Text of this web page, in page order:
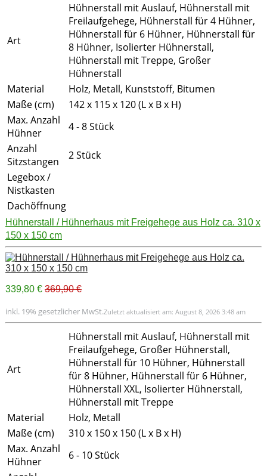
Art
Hühnerstall mit Auslauf, Hühnerstall mit
Freilaufgehege, Hühnerstall für 4 Hühner,
Hühnerstall für 6 Hühner, Hühnerstall für
8 Hühner, Isolierter Hühnerstall,
Hühnerstall mit Treppe, Großer
Hühnerstall
Material
Holz, Metall, Kunststoff, Bitumen
Maße (cm)
142 x 115 x 120 (L x B x H)
Max. Anzahl
Hühner
4 - 8 Stück
Anzahl
Sitzstangen
2 Stück
Legebox /
Nistkasten
Dachöffnung
Hühnerstall / Hühnerhaus mit Freigehege aus Holz ca. 310 x
150 x 150 cm
339,80 € 369,90 €
inkl. 19% gesetzlicher MwSt.Zuletzt aktualisiert am: August 8, 2026 3:48 am
Art
Hühnerstall mit Auslauf, Hühnerstall mit
Freilaufgehege, Großer Hühnerstall,
Hühnerstall für 10 Hühner, Hühnerstall
für 8 Hühner, Hühnerstall für 6 Hühner,
Hühnerstall XXL, Isolierter Hühnerstall,
Hühnerstall mit Treppe
Material
Holz, Metall
Maße (cm)
310 x 150 x 150 (L x B x H)
Max. Anzahl
Hühner
6 - 10 Stück